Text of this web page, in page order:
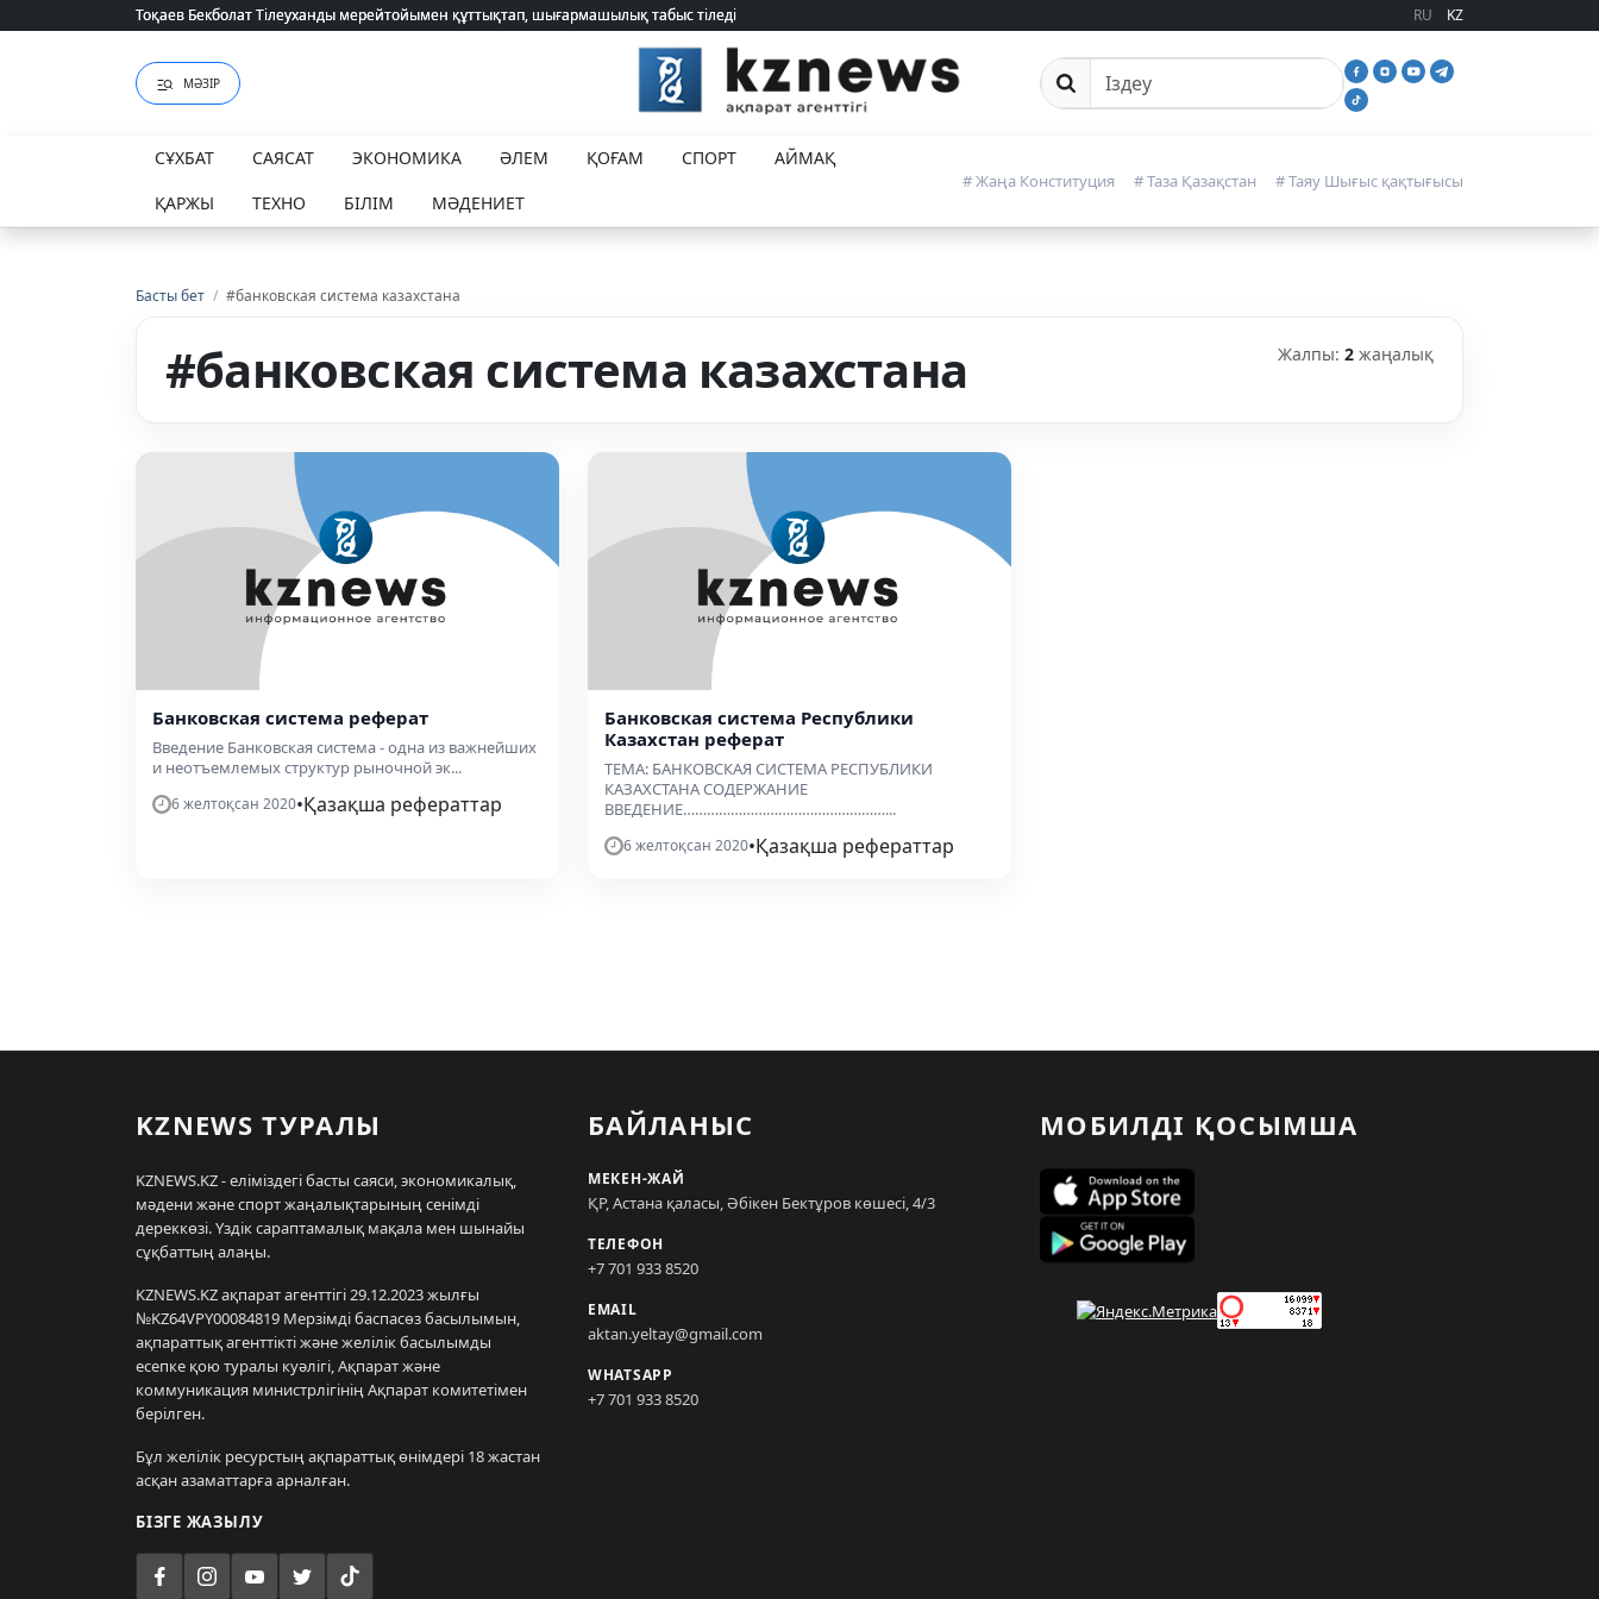
Тоқаев Бекболат Тілеуханды мерейтойымен құттықтап, шығармашылық табыс тіледі
Тоқаев Бекболат Тілеуханды мерейтойымен құттықтап, шығармашылық табыс тіледі RU KZ
МӘЗІР Сайттан іздеу
СҰХБАТ САЯСАТ ЭКОНОМИКА ӘЛЕМ ҚОҒАМ СПОРТ
АЙМАҚ
ҚАРЖЫ
ТЕХНО БІЛІМ МӘДЕНИЕТ
# Жаңа Конституция # Таза Қазақстан # Таяу Шығыс қақтығысы
Басты бет / #банковская система казахстана
#банковская система казахстана Жалпы: 2 жаңалық
Банковская система реферат
Введение Банковская система - одна из важнейших
и неотъемлемых структур рыночной эк...
6 желтоқсан 2020•Қазақша рефераттар
Банковская система Республики
Казахстан реферат
ТЕМА: БАНКОВСКАЯ СИСТЕМА РЕСПУБЛИКИ
КАЗАХСТАНА СОДЕРЖАНИЕ
ВВЕДЕНИЕ……………………………………………...
6 желтоқсан 2020•Қазақша рефераттар
KZNEWS ТУРАЛЫ
KZNEWS.KZ - еліміздегі басты саяси, экономикалық,
мәдени және спорт жаңалықтарының сенімді
дереккөзі. Үздік сараптамалық мақала мен шынайы
сұқбаттың алаңы.
KZNEWS.KZ ақпарат агенттігі 29.12.2023 жылғы
№KZ64VPY00084819 Мерзімді баспасөз басылымын,
ақпараттық агенттікті және желілік басылымды
есепке қою туралы куәлігі, Ақпарат және
коммуникация министрлігінің Ақпарат комитетімен
берілген.
Бұл желілік ресурстың ақпараттық өнімдері 18 жастан
асқан азаматтарға арналған.
БІЗГЕ ЖАЗЫЛУ
БАЙЛАНЫС
МЕКЕН-ЖАЙ
ҚР, Астана қаласы, Әбікен Бектұров көшесі, 4/3
ТЕЛЕФОН
+7 701 933 8520
EMAIL
aktan.yeltay@gmail.com
WHATSAPP
+7 701 933 8520
МОБИЛДІ ҚОСЫМША